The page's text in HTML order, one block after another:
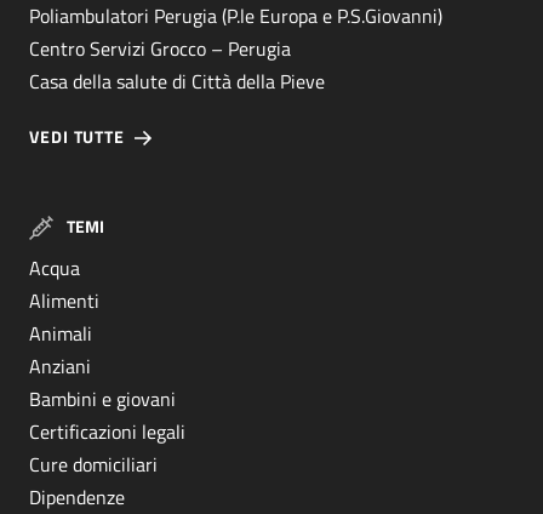
Poliambulatori Perugia (P.le Europa e P.S.Giovanni)
Centro Servizi Grocco – Perugia
Casa della salute di Città della Pieve
VEDI TUTTE
TEMI
Acqua
Alimenti
Animali
Anziani
Bambini e giovani
Certificazioni legali
Cure domiciliari
Dipendenze